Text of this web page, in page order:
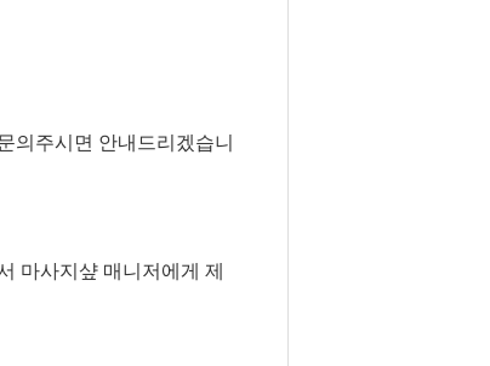
의주시면 안내드리겠습니
마사지샾 매니저에게 제